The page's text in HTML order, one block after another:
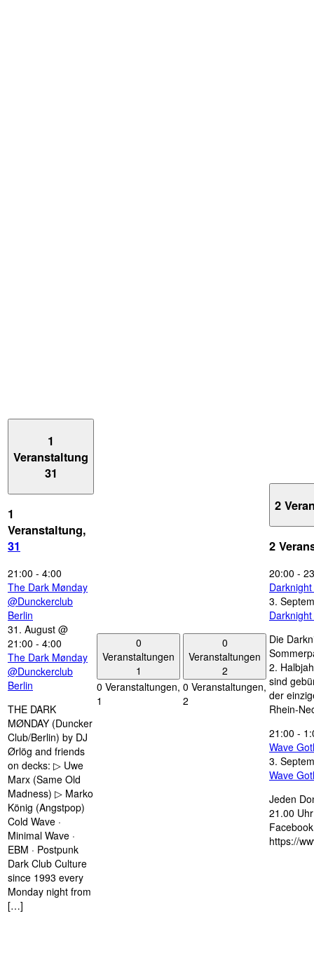
1
Veranstaltung
31
1
Veranstaltung,
31
21:00 - 4:00
The Dark Mønday
@Dunckerclub
Berlin
31. August @
21:00 - 4:00
The Dark Mønday
@Dunckerclub
Berlin
THE DARK
MØNDAY (Duncker
Club/Berlin) by DJ
Ørlög and friends
on decks: ▷ Uwe
Marx (Same Old
Madness) ▷ Marko
König (Angstpop)
Cold Wave ·
Minimal Wave ·
EBM · Postpunk
Dark Club Culture
since 1993 every
Monday night from
[…]
0
Veranstaltungen
1
0 Veranstaltungen,
1
0
Veranstaltungen
2
0 Veranstaltungen,
2
2
2
20:00 -
3.
Die
2.
sind
der
Rhein-
21:00 -
Wave
3.
Wave
Jeden
21.00
https://